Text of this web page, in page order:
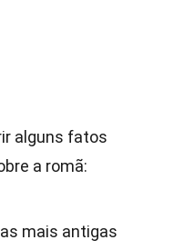
alguns fatos
a romã:
mais antigas